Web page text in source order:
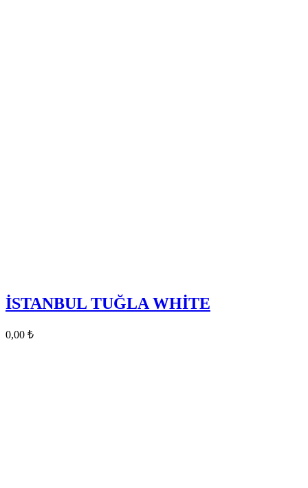
İSTANBUL TUĞLA WHİTE
0,00 ₺